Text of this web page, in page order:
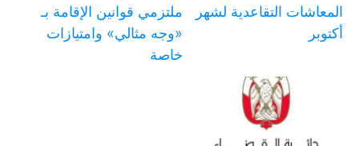
المعاشات التقاعدية لشهر
أكتوبر
ملتزمي قوانين الإقامة بـ
«وجه مثالي» وامتيازات
خاصة